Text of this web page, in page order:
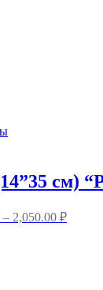
см)
– 2,050.00 ₽